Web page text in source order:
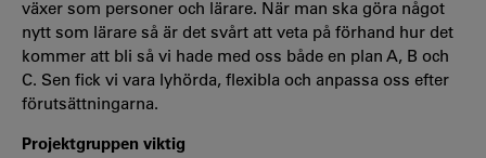
växer som personer och lärare. När man ska göra något
nytt som lärare så är det svårt att veta på förhand hur det
kommer att bli så vi hade med oss både en plan A, B och
C. Sen fick vi vara lyhörda, flexibla och anpassa oss efter
förutsättningarna.
Projektgruppen viktig